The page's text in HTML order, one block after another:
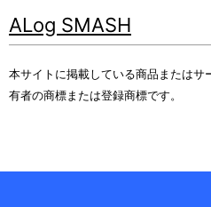
ALog SMASH
本サイトに掲載している商品または
有者の商標または登録商標です。